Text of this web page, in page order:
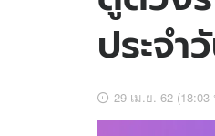
ข่าวกีฬา
ข่าวเศรษฐกิจ
อัปเดตจีน
เช็กข่าวชัวร์
ประจ
29 เม.ย. 62 (18:03